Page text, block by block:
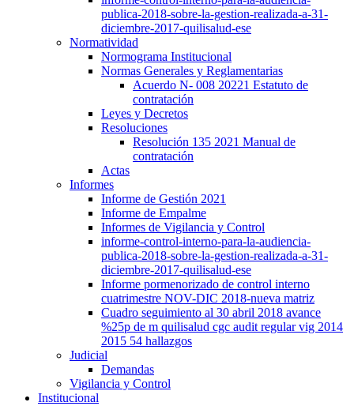
publica-2018-sobre-la-gestion-realizada-a-31-
diciembre-2017-quilisalud-ese
Normatividad
Normograma Institucional
Normas Generales y Reglamentarias
Acuerdo N- 008 20221 Estatuto de
contratación
Leyes y Decretos
Resoluciones
Resolución 135 2021 Manual de
contratación
Actas
Informes
Informe de Gestión 2021
Informe de Empalme
Informes de Vigilancia y Control
informe-control-interno-para-la-audiencia-
publica-2018-sobre-la-gestion-realizada-a-31-
diciembre-2017-quilisalud-ese
Informe pormenorizado de control interno
cuatrimestre NOV-DIC 2018-nueva matriz
Cuadro seguimiento al 30 abril 2018 avance
%25p de m quilisalud cgc audit regular vig 2014
2015 54 hallazgos
Judicial
Demandas
Vigilancia y Control
Institucional